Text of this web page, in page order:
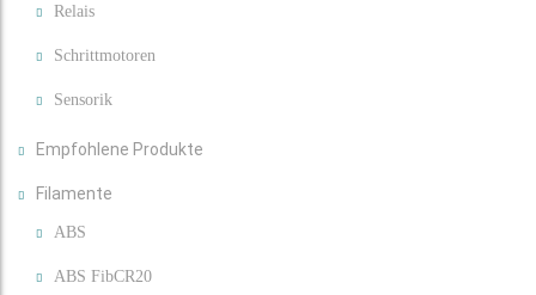
Relais
Schrittmotoren
Sensorik
Empfohlene Produkte
Filamente
ABS
ABS FibCR20